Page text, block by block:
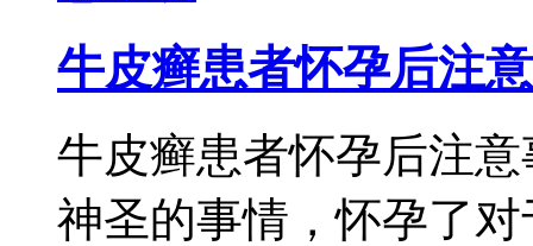
牛皮癣患者怀孕后注意
牛皮癣患者怀孕后注
神圣的事情，怀孕了